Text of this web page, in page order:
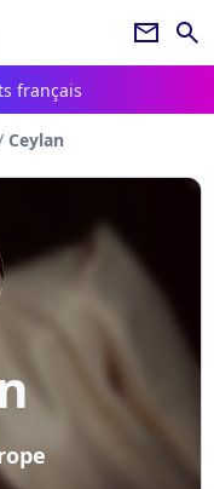
newsletter search
français
Ceylan